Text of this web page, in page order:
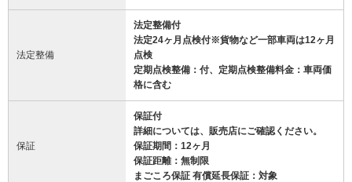
法定整備
法定整備付
法定24ヶ月点検付※貨物など一部車両は12ヶ月
点検
定期点検整備：付、定期点検整備料金：車両価
格に含む
保証
保証付
詳細については、販売店にご確認ください。
保証期間：12ヶ月
保証距離：無制限
まごころ保証 有償延長保証：対象